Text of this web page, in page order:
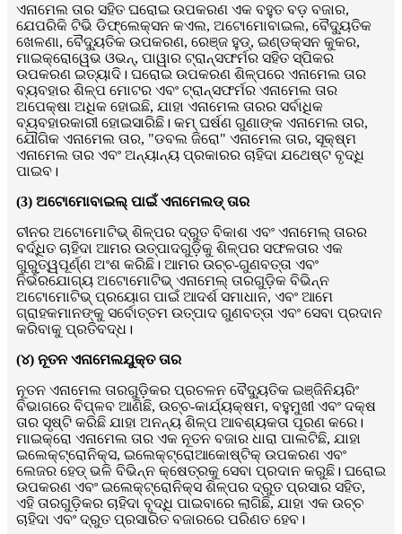
ଏନାମେଲ ତାର ସହିତ ଘରୋଇ ଉପକରଣ ଏକ ବହୁତ ବଡ଼ ବଜାର,
ଯେପରିକି ଟିଭି ଡିଫ୍ଲେକ୍ସନ କଏଲ, ଅଟୋମୋବାଇଲ, ବୈଦ୍ୟୁତିକ
ଖେଳଣା, ବୈଦ୍ୟୁତିକ ଉପକରଣ, ରେଞ୍ଜ ହୁଡ୍, ଇଣ୍ଡକ୍ସନ କୁକର,
ମାଇକ୍ରୋୱେଭ ଓଭନ୍, ପାୱାର ଟ୍ରାନ୍ସଫର୍ମର ସହିତ ସ୍ପିକର
ଉପକରଣ ଇତ୍ୟାଦି। ଘରୋଇ ଉପକରଣ ଶିଳ୍ପରେ ଏନାମେଲ ତାର
ବ୍ୟବହାର ଶିଳ୍ପ ମୋଟର ଏବଂ ଟ୍ରାନ୍ସଫର୍ମର ଏନାମେଲ ତାର
ଅପେକ୍ଷା ଅଧିକ ହୋଇଛି, ଯାହା ଏନାମେଲ ତାରର ସର୍ବାଧିକ
ବ୍ୟବହାରକାରୀ ହୋଇସାରିଛି। କମ୍ ଘର୍ଷଣ ଗୁଣାଙ୍କ ଏନାମେଲ ତାର,
ଯୌଗିକ ଏନାମେଲ ତାର, "ଡବଲ ଜିରୋ" ଏନାମେଲ ତାର, ସୂକ୍ଷ୍ମ
ଏନାମେଲ ତାର ଏବଂ ଅନ୍ୟାନ୍ୟ ପ୍ରକାରର ଚାହିଦା ଯଥେଷ୍ଟ ବୃଦ୍ଧି
ପାଇବ।
(3) ଅଟୋମୋବାଇଲ୍ ପାଇଁ ଏନାମେଲଡ୍ ତାର
ଚୀନର ଅଟୋମୋଟିଭ୍ ଶିଳ୍ପର ଦ୍ରୁତ ବିକାଶ ଏବଂ ଏନାମେଲ୍ ତାରର
ବର୍ଦ୍ଧିତ ଚାହିଦା ଆମର ଉତ୍ପାଦଗୁଡ଼ିକୁ ଶିଳ୍ପର ସଫଳତାର ଏକ
ଗୁରୁତ୍ୱପୂର୍ଣ୍ଣ ଅଂଶ କରିଛି। ଆମର ଉଚ୍ଚ-ଗୁଣବତ୍ତା ଏବଂ
ନିର୍ଭରଯୋଗ୍ୟ ଅଟୋମୋଟିଭ୍ ଏନାମେଲ୍ ତାରଗୁଡ଼ିକ ବିଭିନ୍ନ
ଅଟୋମୋଟିଭ୍ ପ୍ରୟୋଗ ପାଇଁ ଆଦର୍ଶ ସମାଧାନ, ଏବଂ ଆମେ
ଗ୍ରାହକମାନଙ୍କୁ ସର୍ବୋତ୍ତମ ଉତ୍ପାଦ ଗୁଣବତ୍ତା ଏବଂ ସେବା ପ୍ରଦାନ
କରିବାକୁ ପ୍ରତିବଦ୍ଧ।
(୪) ନୂତନ ଏନାମେଲଯୁକ୍ତ ତାର
ନୂତନ ଏନାମେଲ ତାରଗୁଡ଼ିକର ପ୍ରଚଳନ ବୈଦ୍ୟୁତିକ ଇଞ୍ଜିନିୟରିଂ
ବିଭାଗରେ ବିପ୍ଳବ ଆଣିଛି, ଉଚ୍ଚ-କାର୍ଯ୍ୟକ୍ଷମ, ବହୁମୁଖୀ ଏବଂ ଦକ୍ଷ
ତାର ସୃଷ୍ଟି କରିଛି ଯାହା ଅନନ୍ୟ ଶିଳ୍ପ ଆବଶ୍ୟକତା ପୂରଣ କରେ।
ମାଇକ୍ରୋ ଏନାମେଲ ତାର ଏକ ନୂତନ ବଜାର ଧାରା ପାଲଟିଛି, ଯାହା
ଇଲେକ୍ଟ୍ରୋନିକ୍ସ, ଇଲେକ୍ଟ୍ରୋଆକୋଷ୍ଟିକ୍ ଉପକରଣ ଏବଂ
ଲେଜର ହେଡ୍ ଭଳି ବିଭିନ୍ନ କ୍ଷେତ୍ରକୁ ସେବା ପ୍ରଦାନ କରୁଛି। ଘରୋଇ
ଉପକରଣ ଏବଂ ଇଲେକ୍ଟ୍ରୋନିକ୍ସ ଶିଳ୍ପର ଦ୍ରୁତ ପ୍ରସାର ସହିତ,
ଏହି ତାରଗୁଡ଼ିକର ଚାହିଦା ବୃଦ୍ଧି ପାଇବାରେ ଲାଗିଛି, ଯାହା ଏକ ଉଚ୍ଚ
ଚାହିଦା ଏବଂ ଦ୍ରୁତ ପ୍ରସାରିତ ବଜାରରେ ପରିଣତ ହେବ।